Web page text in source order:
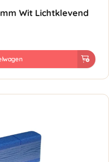
Wit Lichtklevend